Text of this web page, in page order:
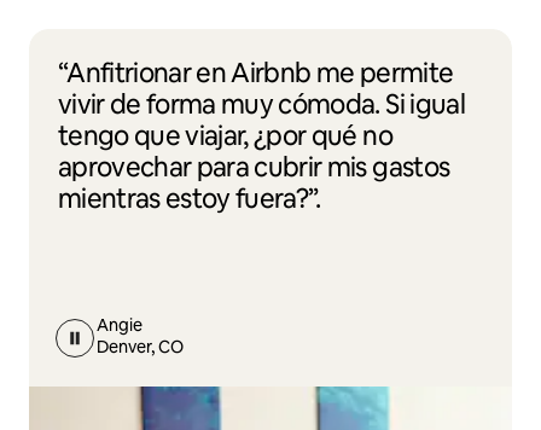
“Anfitrionar en Airbnb me permite
vivir de forma muy cómoda. Si igual
tengo que viajar, ¿por qué no
aprovechar para cubrir mis gastos
mientras estoy fuera?”.
Angie
Denver, CO